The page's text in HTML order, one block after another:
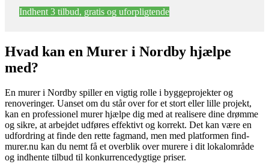
Indhent 3 tilbud, gratis og uforpligtende
Hvad kan en Murer i Nordby hjælpe
med?
En murer i Nordby spiller en vigtig rolle i byggeprojekter og
renoveringer. Uanset om du står over for et stort eller lille projekt,
kan en professionel murer hjælpe dig med at realisere dine drømme
og sikre, at arbejdet udføres effektivt og korrekt. Det kan være en
udfordring at finde den rette fagmand, men med platformen find-
murer.nu kan du nemt få et overblik over murere i dit lokalområde
og indhente tilbud til konkurrencedygtige priser.